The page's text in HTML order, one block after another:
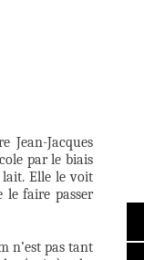
Jean-Jacques
par le biais
Elle le voit
le faire passer
n’est pas tant